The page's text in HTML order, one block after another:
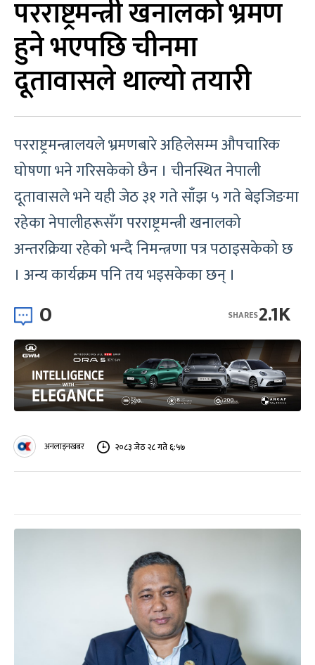
परराष्ट्रमन्त्री खनालको भ्रमण
हुने भएपछि चीनमा
दूतावासले थाल्यो तयारी
परराष्ट्रमन्त्रालयले भ्रमणबारे अहिलेसम्म औपचारिक
घोषणा भने गरिसकेको छैन । चीनस्थित नेपाली
दूतावासले भने यही जेठ ३१ गते साँझ ५ गते बेइजिङमा
रहेका नेपालीहरूसँग परराष्ट्रमन्त्री खनालको
अन्तरक्रिया रहेको भन्दै निमन्त्रणा पत्र पठाइसकेको छ
। अन्य कार्यक्रम पनि तय भइसकेका छन् ।
0 2.1K
SHARES
अनलाइनखबर २०८३ जेठ २८ गते ६:५७